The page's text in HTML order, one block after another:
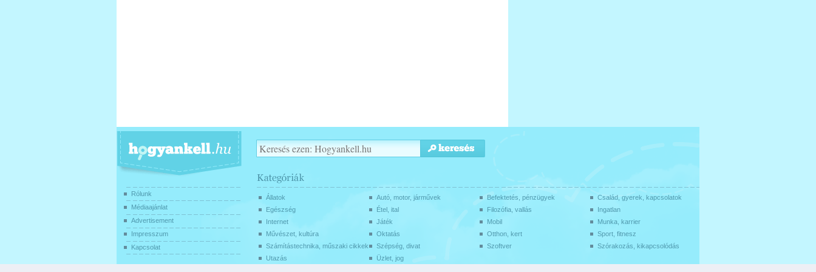
Állatok Autó, motor, járművek Befektetés, pénzügyek
Család, gyerek, kapcsolatok
Egészség
Étel, ital Filozófia, vallás
Ingatlan
Internet
Játék Mobil
Munka, karrier
Művészet, kultúra
Oktatás Otthon, kert
Sport, fitnesz
Számítástechnika, műszaki cikkek
Szépség, divat Szoftver
Szórakozás, kikapcsolódás
Utazás
Üzlet, jog
Rólunk
Médiaajánlat
Advertisement
Impresszum
Kapcsolat